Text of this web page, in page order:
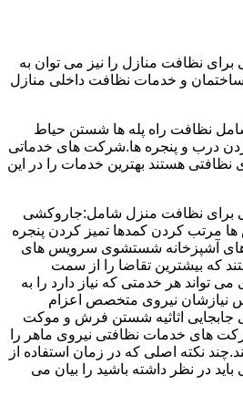
نظافت منازل را نیز می توان به
و خدمات نظافت داخلی منازل
نظافت راه پله ها شستن حیاط
درب و پنجره ها.شرکت های خدماتی
نظافتی هستند بهترین خدمات را در این
برای نظافت منزل شامل:جاروکشی
کردن کمدها تمیز کردن پنجره
آشپزخانه شستشوی سرویس های
که بیشترین تقاضا را از سمت
تواند هر خدمتی که نیاز دارد را به
نیازشان نیروی متخصص اعزام
جابجایی اثاثیه شستن فرش و موکت
های خدمات نظافتی نیروی ماهر را
نکته اصلی که در زمان استفاده از
در نظر داشته باشید را بیان می